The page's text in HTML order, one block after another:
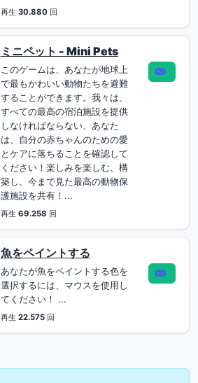
再生 30.880回
ミニペット - Mini Pets
このゲームは、あなたが地球上
で最もかわいい動物たちを避難
することができます。我々は、
すべての最高の宿泊施設を提供
しなければならない、あなた
は、自分の赤ちゃんのための愛
とケアに落ちることを確認して
ください！楽しみを楽しむ、構
築し、今まで見た最高の動物保
護施設を共有！...
再生 69.258 回
魚をペイントする
あなたが魚をペイントする色を
選択するには、マウスを使用し
てください！ ...
再生 22.575回